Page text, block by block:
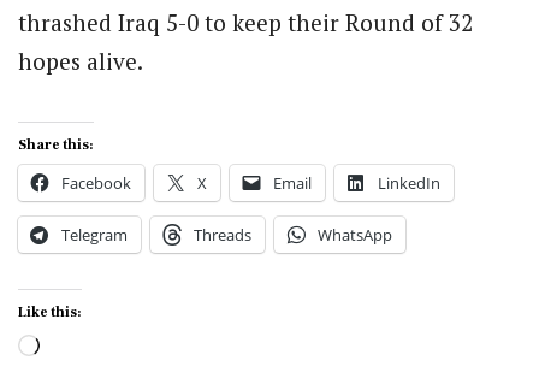
thrashed Iraq 5-0 to keep their Round of 32
hopes alive.
Share this:
Facebook X Email LinkedIn
Telegram Threads WhatsApp
Like this:
Loading…